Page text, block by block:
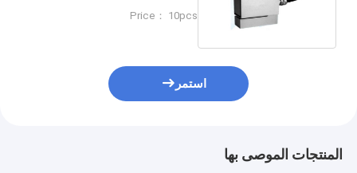
جهاز استشعار قوة الوزن
Price： 10pcs
استمر
المنتجات الموصى بها